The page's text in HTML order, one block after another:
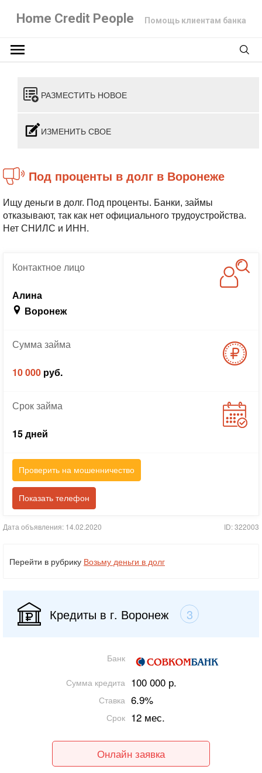
Home Credit People Помощь клиентам банка
РАЗМЕСТИТЬ НОВОЕ
ИЗМЕНИТЬ СВОЕ
Под проценты в долг в Воронеже
Ищу деньги в долг. Под проценты. Банки, займы
отказывают, так как нет официального трудоустройства.
Нет СНИЛС и ИНН.
Контактноелицо
Алина
Воронеж
Суммазайма
10 000 руб.
Срокзайма
15 дней
Проверить на мошенничество
Показать телефон
Дата объявления: 14.02.2020 ID: 322003
Перейти в рубрику Возьму деньги в долг
Кредиты в г. Воронеж 3
Банк
Сумма кредита 100 000 р.
Ставка 6.9%
Срок 12 мес.
Онлайн заявка